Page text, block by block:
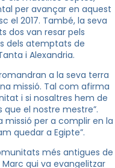
per avançar en aquest
el 2017. També, la seva
dos van resar pels
dels atemptats de
i Alexandria.
a la seva terra
missió. Tal com afirma
i si nosaltres hem de
que el nostre mestre”.
missió per a complir en la
quedar a Egipte”.
més antigues de
Marc qui va evangelitzar